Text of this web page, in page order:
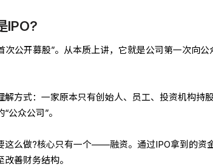
IPO?
次公开募股”。从本质上讲，它就是公司第一次向
解方式：一家原本只有创始人、员工、投资机构持
公众公司”。
这么做?核心只有一个——融资。通过IPO拿到的资
善财务结构。